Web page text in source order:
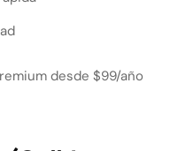
desde $99/año